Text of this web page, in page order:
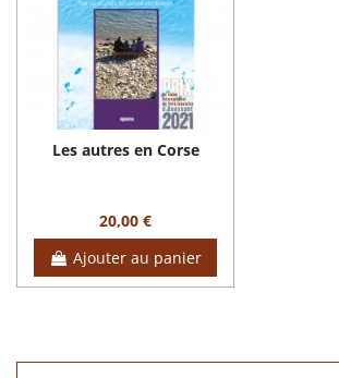
Les autres en Corse
20,00 €
Ajouter au panier